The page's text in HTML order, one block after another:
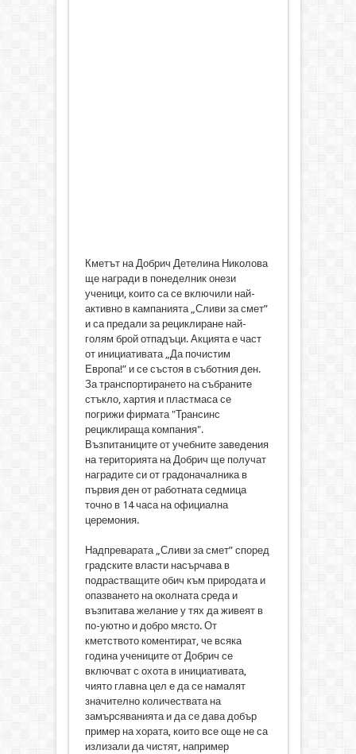
Кметът на Добрич Детелина Николова
ще награди в понеделник онези
ученици, които са се включили най-
активно в кампанията „Сливи за смет”
и са предали за рециклиране най-
голям брой отпадъци. Акцията е част
от инициативата „Да почистим
Европа!” и се състоя в съботния ден.
За транспортирането на събраните
стъкло, хартия и пластмаса се
погрижи фирмата "Трансинс
рециклираща компания".
Възпитаниците от учебните заведения
на територията на Добрич ще получат
наградите си от градоначалника в
първия ден от работната седмица
точно в 14 часа на официална
церемония.
Надпреварата „Сливи за смет” според
градските власти насърчава в
подрастващите обич към природата и
опазването на околната среда и
възпитава желание у тях да живеят в
по-уютно и добро място. От
кметството коментират, че всяка
година учениците от Добрич се
включват с охота в инициативата,
чиято главна цел е да се намалят
значително количествата на
замърсяванията и да се дава добър
пример на хората, които все още не са
излизали да чистят, например